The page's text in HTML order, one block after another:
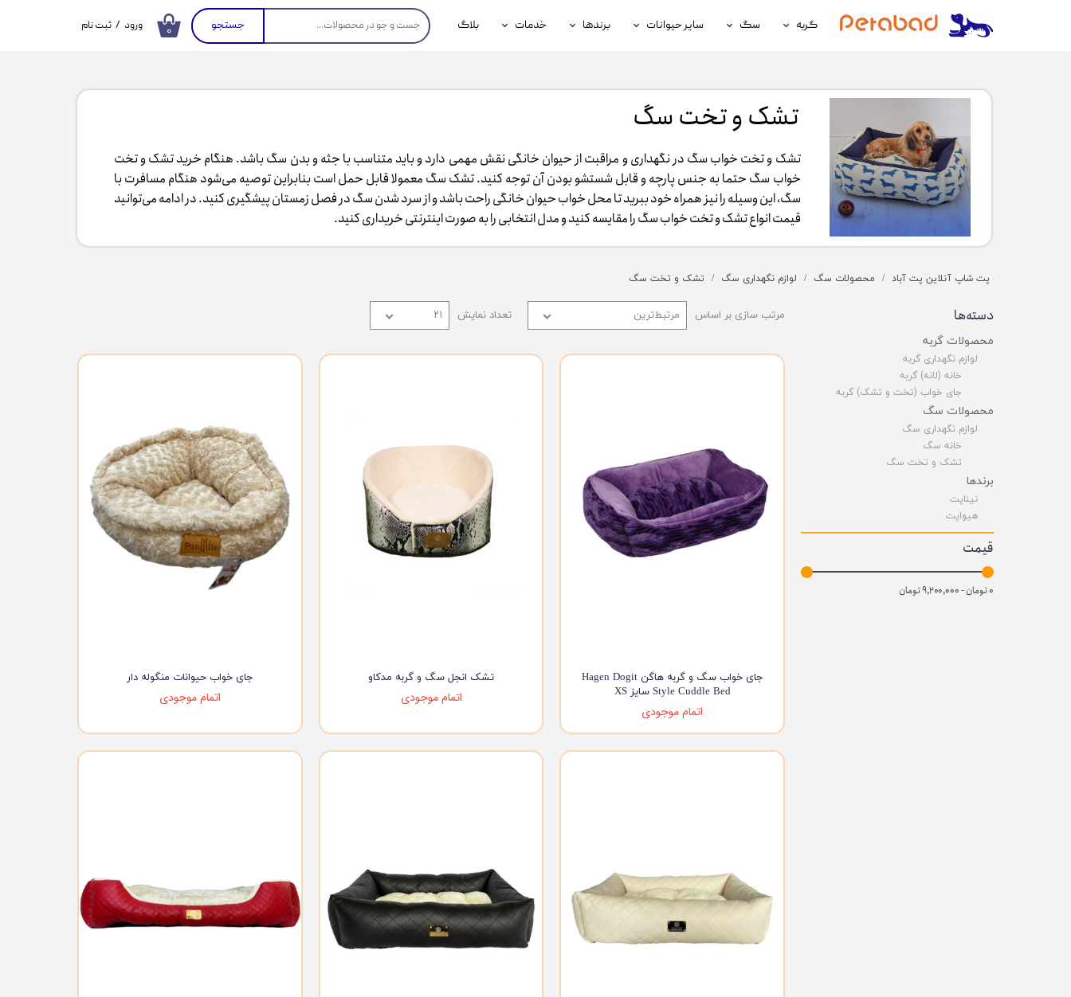
۰ جستجو گربه
لوازم نگهداری گربه
سلامتی گربه
آرایشی و بهداشتی گربه
سگ
لوازم نگهداری سگ
سلامتی سگ
آرایشی و بهداشتی سگ
سایر حیوانات
محصولات جوندگان
محصولات آبزیان
برندها
رویال کنین
بیفار
جرهای
رولی
خدمات
خدمات دامپزشکی حضوری
بلاگ ورود / ثبت نام
کاربری
تشک و تخت سگ ​​​​​​​
تشک و تخت خواب سگ در نگهداری و مراقبت از حیوان خانگی نقش مهمی دارد و باید متناسب با جثه و بدن سگ باشد. هنگام خرید تشک و تخت
خواب سگ حتما به جنس پارچه و قابل شستشو بودن آن توجه کنید. تشک سگ معمولا قابل حمل است بنابراین توصیه می‌شود هنگام مسافرت با
سگ، این وسیله را نیز همراه خود ببرید تا محل خواب حیوان خانگی راحت باشد و از سرد شدن سگ در فصل زمستان پیشگیری کنید. در ادامه می‌توانید
قیمت انواع تشک و تخت خواب سگ را مقایسه کنید و مدل انتخابی را به صورت اینترنتی خریداری کنید.​​​​​​​
پت شاپ آنلاین پت آباد محصولات سگ لوازم نگهداری سگ تشک و تخت سگ
دسته‌ها
محصولات گربه
لوازم نگهداری گربه
خانه (لانه) گربه
جای خواب (تخت و تشک) گربه
محصولات سگ
لوازم نگهداری سگ
خانه سگ
تشک و تخت سگ
برندها
نیناپت
هیواپت
قیمت
۰ تومان - ۹,۲۰۰,۰۰۰ تومان
مرتب سازی بر اساس مرتبط‌ترین تعداد نمایش ۲۱
جای خواب سگ و گربه هاگن Hagen Dogit
Style Cuddle Bed سایز XS
اتمام موجودی
تشک انجل سگ و گربه مدکاو
اتمام موجودی
جای خواب حیوانات منگوله دار
اتمام موجودی